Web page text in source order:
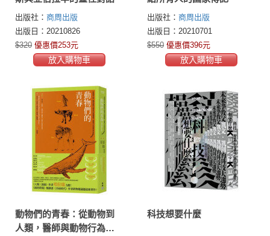
出版社： 商周出版
出版日：20210826
$320 優惠價253元
放入購物車
出版社： 商周出版
出版日：20210701
$550 優惠價396元
放入購物車
動物們的青春：從動物到
人類，醫師與動物行為學
科技想要什麼